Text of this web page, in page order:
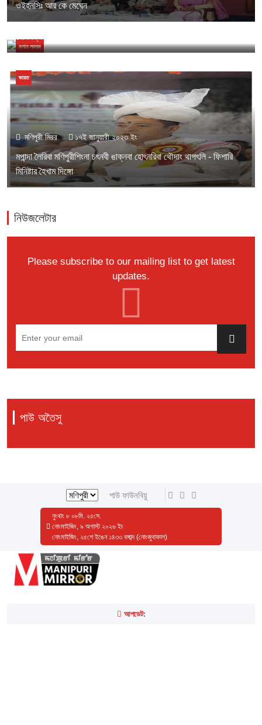
ওইহনসিঃ আর কে মেঘেন
১৭ই ডিসেম্বর ২০২২ ইং
নোর্থ ত্রিপুরাগী মলায়া খুলদা খুন্দারিবা মৈতৈ পাঙলশিংগী মনাক্তা চৎতুনা উনখ্রে
মপান লমদম
মণিপুরী মিরর ১৭ই জানুয়ারী ২০২৩ ইং
মপান্দা লৈরিবা মণিপুরীশিংনা চৎনবী ঙাক্নবা হোৎনরিবা থৌদাং থাগৎলি - ফিশারি
মিনিষ্টার হৈখাম দিঙ্গো
ভারত
নিউজলেটার
Please subscribe to our mailing list to get latest
updates.
পাউ অতৈসু
পাউ ফাউনবিয়ু
নুংথাং ৮ ০৮মি. ২৫সে.
নোংমাইজিং, ৯ অগাস্ট ২০২৬ ইং
নোংমাইজিং, ২৫শে ইঙেন ১৪৩৩ বঙ্গাব্দ (নোংজুথাকাল)
আপডেট: